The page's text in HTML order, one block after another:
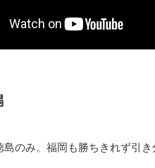
のみ。福岡も勝ちきれず引き